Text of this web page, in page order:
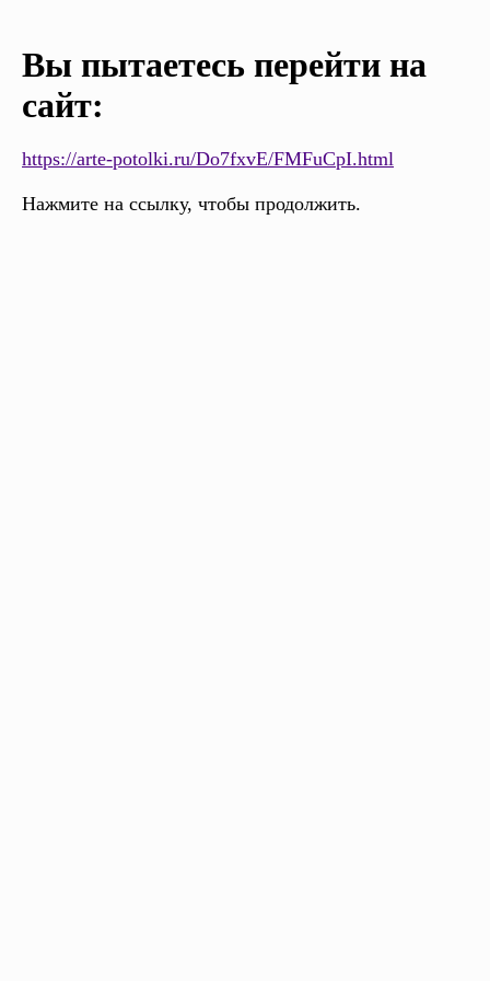
Вы пытаетесь перейти на
сайт:
https://arte-potolki.ru/Do7fxvE/FMFuCpI.html
Нажмите на ссылку, чтобы продолжить.